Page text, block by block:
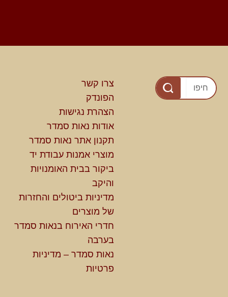
צרו קשר
הפונדק
הצהרת נגישות
אודות נאות סמדר
תקנון אתר נאות סמדר
מוצרי אמנות עבודת יד
ביקור בבית האומנויות
והיקב
מדיניות ביטולים והחזרות
של מוצרים
חדרי האירוח בנאות סמדר
בערבה
נאות סמדר – מדיניות
פרטיות